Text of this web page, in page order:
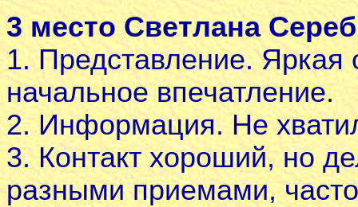
3 место Светлана
1. Представление.
начальное впечатление.
2. Информация. Не
3. Контакт хороший, но
разными приемами,